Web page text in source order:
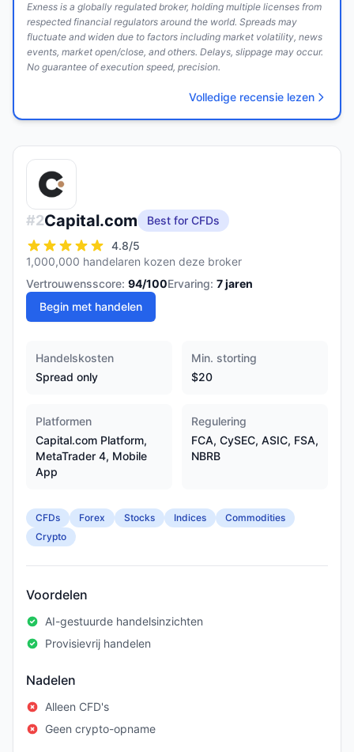
Exness is a globally regulated broker, holding multiple licenses from
respected financial regulators around the world. Spreads may
fluctuate and widen due to factors including market volatility, news
events, market open/close, and others. Delays, slippage may occur.
No guarantee of execution speed, precision.
Volledige recensie lezen
#2Capital.com
Best for CFDs
4.8/5
1,000,000 handelaren kozen deze broker
Vertrouwensscore: 94/100Ervaring: 7jaren
Begin met handelen
Handelskosten
Spread only
Min. storting
$20
Platformen
Capital.com Platform,
MetaTrader 4, Mobile
App
Regulering
FCA, CySEC, ASIC, FSA,
NBRB
CFDs Forex Stocks Indices
Commodities
Crypto
Voordelen
AI-gestuurde handelsinzichten
Provisievrij handelen
Nadelen
Alleen CFD's
Geen crypto-opname